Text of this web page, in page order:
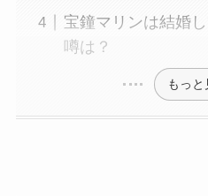
宝鐘マリンは結婚
噂は？
もっと